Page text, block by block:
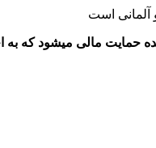
حمایت مالی میشود که به